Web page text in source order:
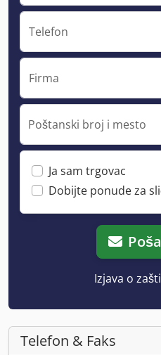
Telefon
Firma
Poštanski broj i mesto
Ja sam trgovac
Dobijte ponude za
Izjava o
Telefon & Faks